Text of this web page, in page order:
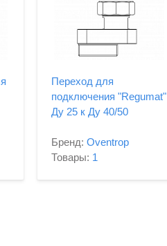
Переход для
подключения "Regumat"
Ду 25 к Ду 40/50
Бренд:Oventrop
Товары: 1